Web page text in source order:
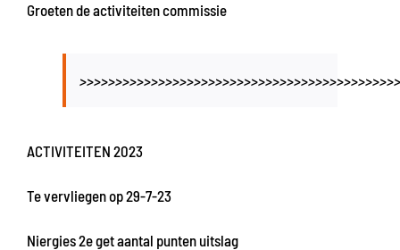
Groeten de activiteiten commissie
ACTIVITEITEN 2023
Te vervliegen op 29-7-23
Niergies 2e get aantal punten uitslag